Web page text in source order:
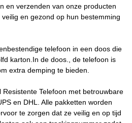
en verzenden van onze producten
en gezond op hun bestemming
telefoon in een doos die
karton.In de doos., de telefoon is
extra demping te bieden.
Telefoon met betrouwbare
en DHL. Alle pakketten worden
te zorgen dat ze veilig en op tijd